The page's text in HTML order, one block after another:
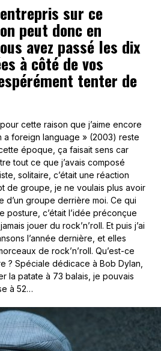
sur ce
peut donc en
avez passé les dix
à côté de vos
tenter de
pour cette raison que j’aime encore
a foreign language » (2003) reste
époque, ça faisait sens car
tout ce que j’avais composé
solitaire, c’était une réaction
de groupe, je ne voulais plus avoir
d’un groupe derrière moi. Ce qui
posture, c’était l’idée préconçue
jouer du rock’n’roll. Et puis j’ai
l’année dernière, et elles
de rock’n’roll. Qu’est-ce
? Spéciale dédicace à Bob Dylan,
la patate à 73 balais, je pouvais
à 52…